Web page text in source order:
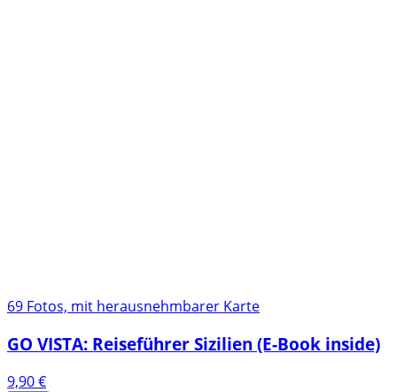
69 Fotos, mit herausnehmbarer Karte
GO VISTA: Reiseführer Sizilien (E-Book inside)
9,90€